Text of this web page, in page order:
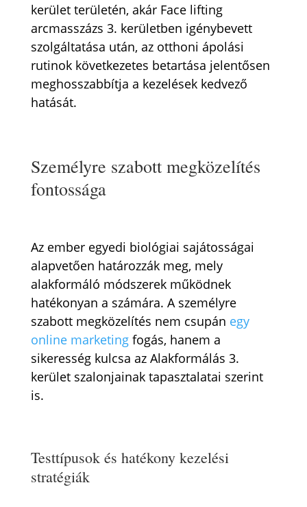
kerület területén, akár Face lifting
arcmasszázs 3. kerületben igénybevett
szolgáltatása után, az otthoni ápolási
rutinok következetes betartása jelentősen
meghosszabbítja a kezelések kedvező
hatását.
Személyre szabott megközelítés
fontossága
Az ember egyedi biológiai sajátosságai
alapvetően határozzák meg, mely
alakformáló módszerek működnek
hatékonyan a számára. A személyre
szabott megközelítés nem csupán egy
online marketingfogás, hanem a
sikeresség kulcsa az Alakformálás 3.
kerület szalonjainak tapasztalatai szerint
is.
Testtípusok és hatékony kezelési
stratégiák